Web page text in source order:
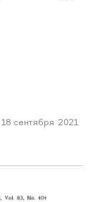
18 сентября 2021